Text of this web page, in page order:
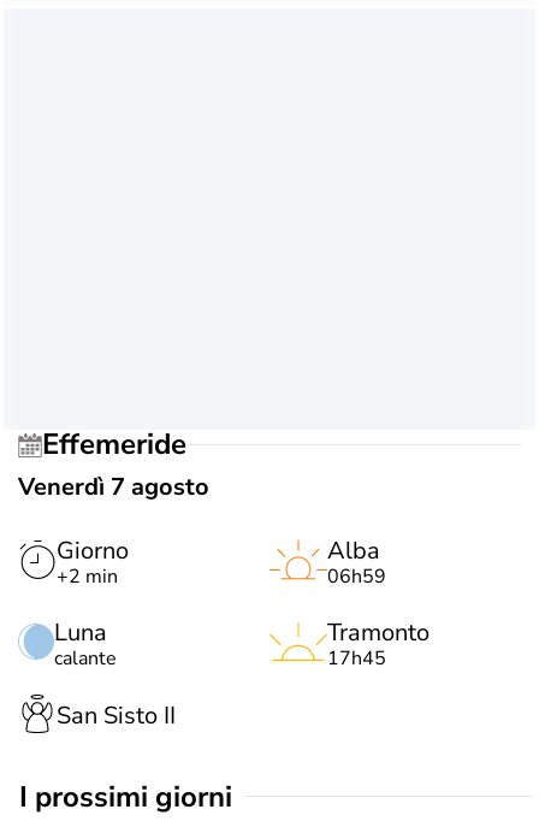
Effemeride
Venerdì 7 agosto
Giorno
+2 min
Luna
calante
Alba
06h59
Tramonto
17h45
San Sisto II
i prossimi giorni